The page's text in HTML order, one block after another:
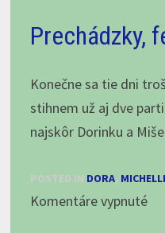
Prechádzky,
Konečne sa tie dni
stihnem už aj dve
najskôr Dorinku a
POSTED IN DORA,
Komentáre vypnuténa